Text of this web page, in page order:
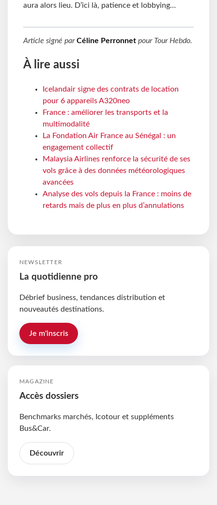
aura alors lieu. D’ici là, patience et lobbying…
Article signé parCéline Perronnet pour Tour Hebdo.
À lire aussi
Icelandair signe des contrats de location
pour 6 appareils A320neo
France : améliorer les transports et la
multimodalité
La Fondation Air France au Sénégal : un
engagement collectif
Malaysia Airlines renforce la sécurité de ses
vols grâce à des données météorologiques
avancées
Analyse des vols depuis la France : moins de
retards mais de plus en plus d’annulations
NEWSLETTER
La quotidienne pro
Débrief business, tendances distribution et
nouveautés destinations.
Je m'inscris
MAGAZINE
Accès dossiers
Benchmarks marchés, Icotour et suppléments
Bus&Car.
Découvrir